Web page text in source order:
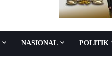
NASIONAL POLITIK